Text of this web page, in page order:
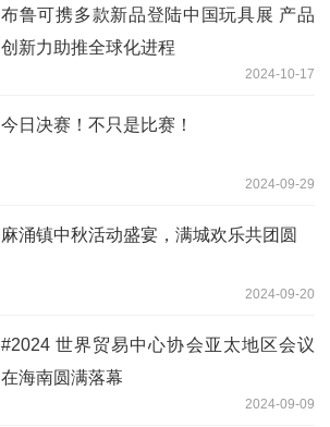
布鲁可携多款新品登陆中国玩具展 产品
创新力助推全球化进程
2024-10-17
今日决赛！不只是比赛！
2024-09-29
麻涌镇中秋活动盛宴，满城欢乐共团圆
2024-09-20
#2024 世界贸易中心协会亚太地区会议
在海南圆满落幕
2024-09-09